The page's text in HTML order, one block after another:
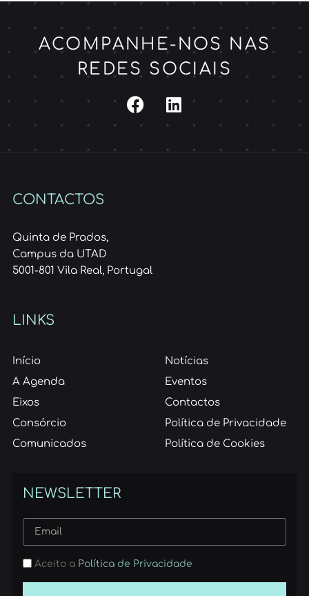
ACOMPANHE-NOS NAS
REDES SOCIAIS
CONTACTOS
Quinta de Prados,
Campus da UTAD
5001-801 Vila Real, Portugal
LINKS
Início
A Agenda
Eixos
Consórcio
Comunicados
Notícias
Eventos
Contactos
Política de Privacidade
Política de Cookies
NEWSLETTER
Aceito a Política de Privacidade